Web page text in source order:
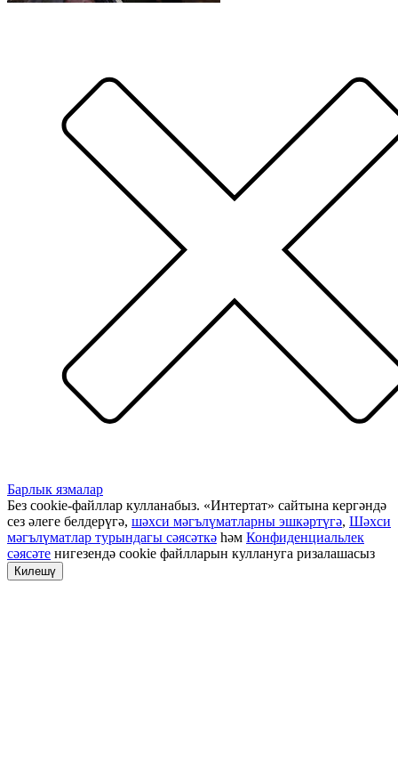
Барлык язмалар
Без cookie-файллар кулланабыз. «Интертат» сайтына кергәндә
сез әлеге белдерүгә, шәхси мәгълүматларны эшкәртүгә, Шәхси
мәгълүматлар турындагы сәясәткә һәм Конфиденциальлек
сәясәте нигезендә cookie файлларын куллануга ризалашасыз
Килешү